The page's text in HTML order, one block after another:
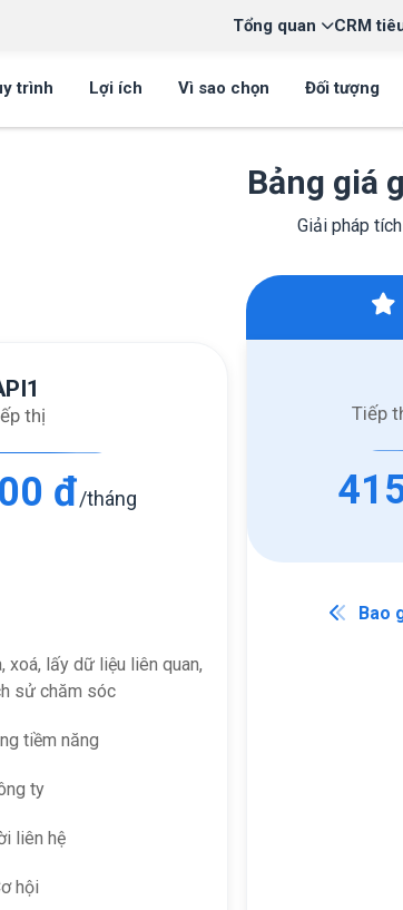
Tổng quan CRM
trình Lợi ích Vì sao chọn Đối tượng
Bảng giá
Giải pháp
thị
đ/tháng
xoá, lấy dữ liệu liên quan,
sử chăm sóc
tiềm năng
ty
liên hệ
hội
Tiếp
Bao